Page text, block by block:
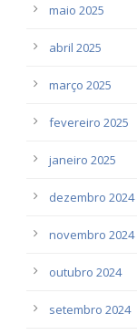
maio 2025
abril 2025
março 2025
fevereiro 2025
janeiro 2025
dezembro 2024
novembro 2024
outubro 2024
setembro 2024